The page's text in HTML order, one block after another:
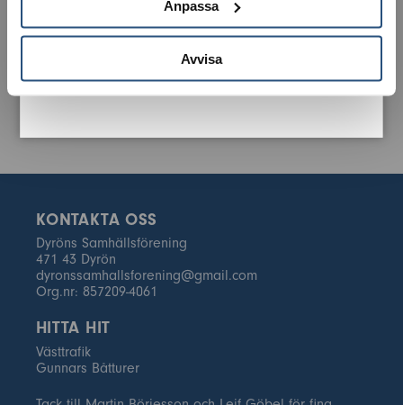
Anpassa
Avvisa
KONTAKTA OSS
Dyröns Samhällsförening
471 43 Dyrön
dyronssamhallsforening@gmail.com
Org.nr: 857209-4061
HITTA HIT
Västtrafik
Gunnars Båtturer